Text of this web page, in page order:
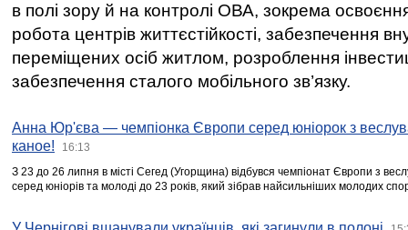
в полі зору й на контролі ОВА, зокрема освоєння
робота центрів життєстійкості, забезпечення
переміщених осіб житлом, розроблення
забезпечення сталого мобільного зв’язку.
Анна Юр'єва — чемпіонка Європи серед юніорок з
каное!
16:13
З 23 до 26 липня в місті Сегед (Угорщина) відбувся чемпіонат Європи з
серед юніорів та молоді до 23 років, який зібрав найсильніших молодих